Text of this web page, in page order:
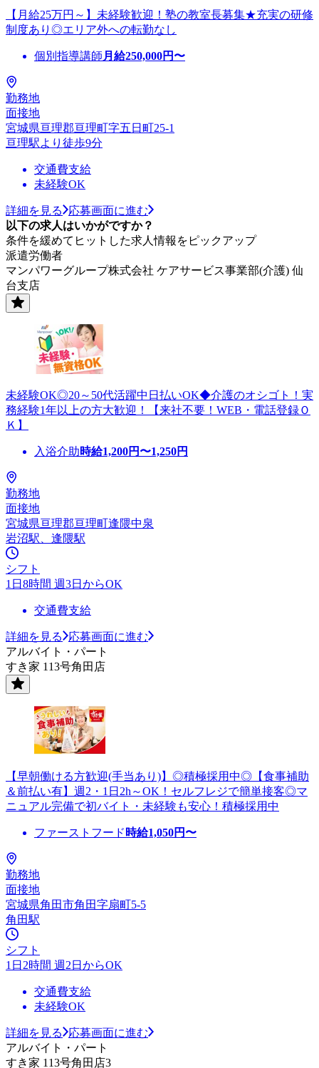
【月給25万円～】未経験歓迎！塾の教室長募集★充実の研修
制度あり◎エリア外への転勤なし
個別指導講師 月給250,000円〜
勤務地
面接地
宮城県亘理郡亘理町字五日町25-1
亘理駅より徒歩9分
交通費支給
未経験OK
詳細を見る
応募画面に進む
以下の求人はいかがですか？
条件を緩めてヒットした求人情報をピックアップ
派遣労働者
マンパワーグループ株式会社 ケアサービス事業部(介護) 仙
台支店
未経験OK◎20～50代活躍中日払いOK◆介護のオシゴト！実
務経験1年以上の方大歓迎！【来社不要！WEB・電話登録Ｏ
Ｋ】
入浴介助時給1,200円〜1,250円
勤務地
面接地
宮城県亘理郡亘理町逢隈中泉
岩沼駅、逢隈駅
シフト
1日8時間 週3日からOK
交通費支給
詳細を見る
応募画面に進む
アルバイト・パート
すき家 113号角田店
【早朝働ける方歓迎(手当あり)】◎積極採用中◎【食事補助
＆前払い有】週2・1日2h～OK！セルフレジで簡単接客◎マ
ニュアル完備で初バイト・未経験も安心！積極採用中
ファーストフード 時給1,050円〜
勤務地
面接地
宮城県角田市角田字扇町5-5
角田駅
シフト
1日2時間 週2日からOK
交通費支給
未経験OK
詳細を見る
応募画面に進む
アルバイト・パート
すき家 113号角田店3